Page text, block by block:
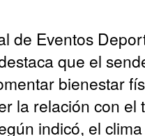
de Eventos
que el
bienestar
la relación con el
indicó, el